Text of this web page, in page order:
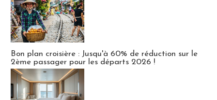
Bon plan croisière : Jusqu'à 60% de réduction sur le
2ème passager pour les départs 2026 !